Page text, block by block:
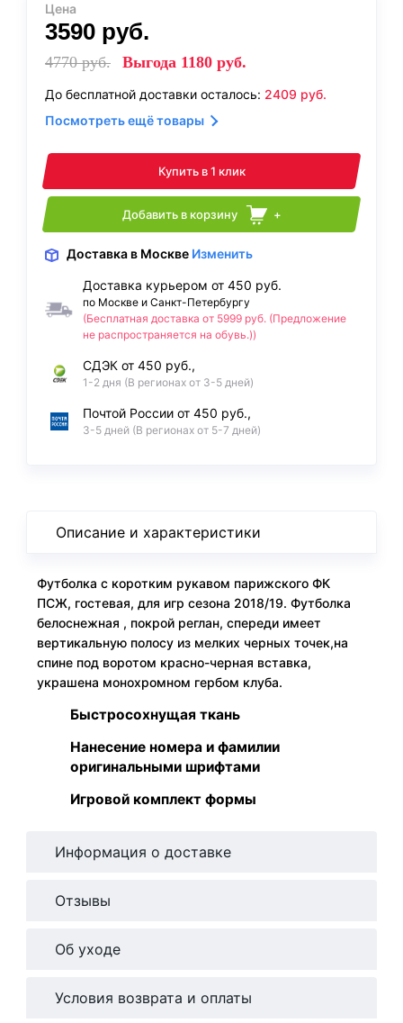
Цена
3590 руб.
4770руб. Выгода 1180 руб.
До бесплатной доставки осталось: 2409 руб.
Посмотреть ещё товары
Купить в 1 клик
Добавить в корзину +
Доставка в Москве Изменить
Доставка курьером от 450 руб.
по Москве и Санкт-Петербургу
(Бесплатная доставка от 5999 руб. (Предложение
не распространяется на обувь.))
СДЭК от 450 руб.,
1-2 дня (В регионах от 3-5 дней)
Почтой России от 450 руб.,
3-5 дней (В регионах от 5-7 дней)
Описание и характеристики
Футболка с коротким рукавом парижского ФК
ПСЖ, гостевая, для игр сезона 2018/19. Футболка
белоснежная , покрой реглан, спереди имеет
вертикальную полосу из мелких черных точек,на
спине под воротом красно-черная вставка,
украшена монохромном гербом клуба.
Быстросохнущая ткань
Нанесение номера и фамилии
оригинальными шрифтами
Игровой комплект формы
Информация о доставке
Отзывы
Об уходе
Условия возврата и оплаты